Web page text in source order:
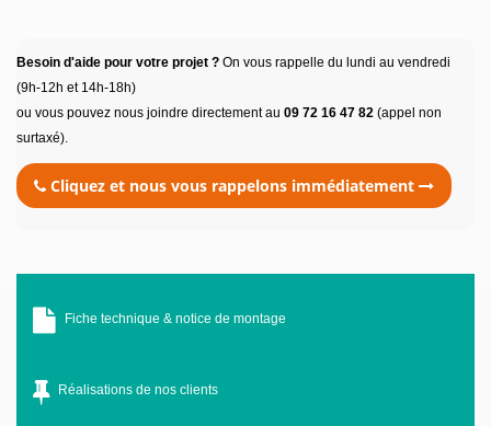
Besoin d'aide pour votre projet ? On vous rappelle du lundi au vendredi
(9h-12h et 14h-18h)
ou vous pouvez nous joindre directement au 09 72 16 47 82 (appel non
surtaxé).
Cliquez et nous vous rappelons immédiatement
Fiche technique & notice de montage
Réalisations de nos clients